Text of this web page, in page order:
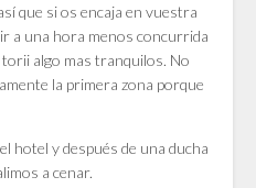
que si os encaja en vuestra
a una hora menos concurrida
algo mas tranquilos. No
la primera zona porque
hotel y después de una ducha
a cenar.